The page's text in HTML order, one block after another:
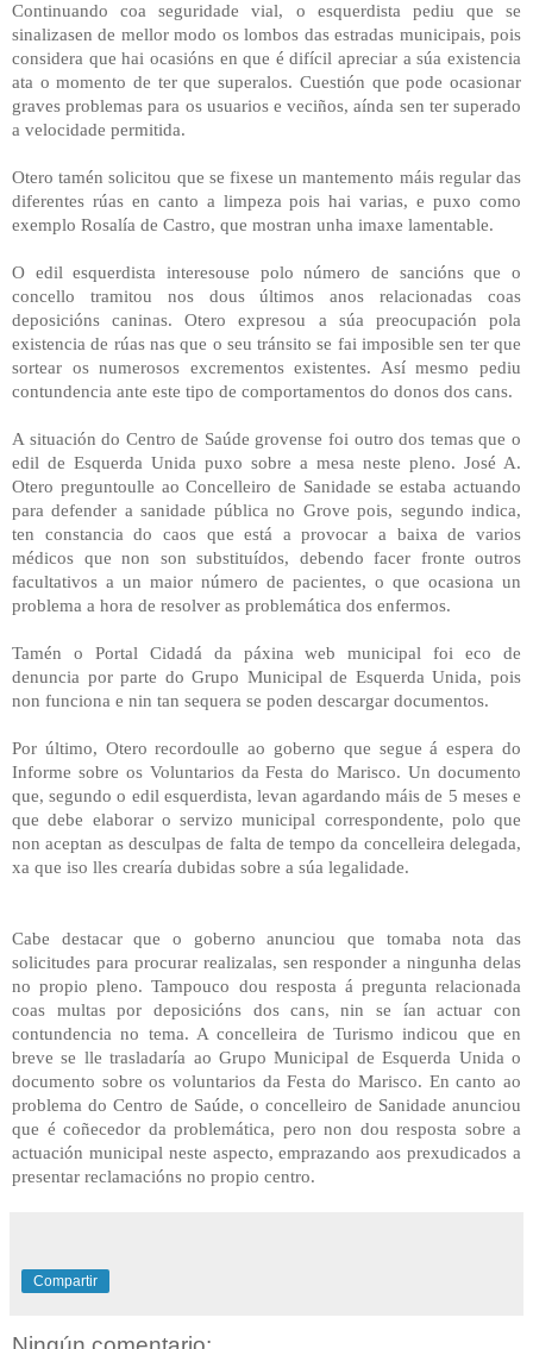
Continuando coa seguridade vial, o esquerdista pediu que se
sinalizasen de mellor modo os lombos das estradas municipais, pois
considera que hai ocasións en que é difícil apreciar a súa existencia
ata o momento de ter que superalos. Cuestión que pode ocasionar
graves problemas para os usuarios e veciños, aínda sen ter superado
a velocidade permitida.
Otero tamén solicitou que se fixese un mantemento máis regular das
diferentes rúas en canto a limpeza pois hai varias, e puxo como
exemplo Rosalía de Castro, que mostran unha imaxe lamentable.
O edil esquerdista interesouse polo número de sancións que o
concello tramitou nos dous últimos anos relacionadas coas
deposicións caninas. Otero expresou a súa preocupación pola
existencia de rúas nas que o seu tránsito se fai imposible sen ter que
sortear os numerosos excrementos existentes. Así mesmo pediu
contundencia ante este tipo de comportamentos do donos dos cans.
A situación do Centro de Saúde grovense foi outro dos temas que o
edil de Esquerda Unida puxo sobre a mesa neste pleno. José A.
Otero preguntoulle ao Concelleiro de Sanidade se estaba actuando
para defender a sanidade pública no Grove pois, segundo indica,
ten constancia do caos que está a provocar a baixa de varios
médicos que non son substituídos, debendo facer fronte outros
facultativos a un maior número de pacientes, o que ocasiona un
problema a hora de resolver as problemática dos enfermos.
Tamén o Portal Cidadá da páxina web municipal foi eco de
denuncia por parte do Grupo Municipal de Esquerda Unida, pois
non funciona e nin tan sequera se poden descargar documentos.
Por último, Otero recordoulle ao goberno que segue á espera do
Informe sobre os Voluntarios da Festa do Marisco. Un documento
que, segundo o edil esquerdista, levan agardando máis de 5 meses e
que debe elaborar o servizo municipal correspondente, polo que
non aceptan as desculpas de falta de tempo da concelleira delegada,
xa que iso lles crearía dubidas sobre a súa legalidade.
Cabe destacar que o goberno anunciou que tomaba nota das
solicitudes para procurar realizalas, sen responder a ningunha delas
no propio pleno. Tampouco dou resposta á pregunta relacionada
coas multas por deposicións dos cans, nin se ían actuar con
contundencia no tema. A concelleira de Turismo indicou que en
breve se lle trasladaría ao Grupo Municipal de Esquerda Unida o
documento sobre os voluntarios da Festa do Marisco. En canto ao
problema do Centro de Saúde, o concelleiro de Sanidade anunciou
que é coñecedor da problemática, pero non dou resposta sobre a
actuación municipal neste aspecto, emprazando aos prexudicados a
presentar reclamacións no propio centro.
Compartir